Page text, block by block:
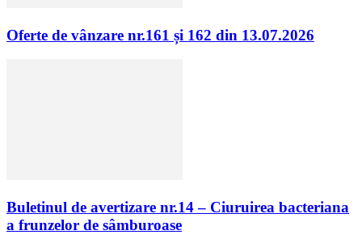
Oferte de vânzare nr.161 și 162 din 13.07.2026
Buletinul de avertizare nr.14 – Ciuruirea bacteriana
a frunzelor de sâmburoase